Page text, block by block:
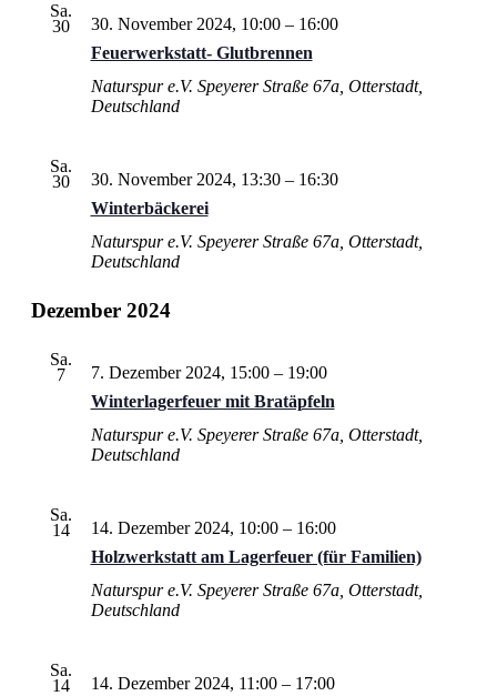
Sa.
30
Feuerwerkstatt- Glutbrennen
30. November 2024, 10:00– 16:00
Naturspur e.V. Speyerer Straße 67a, Otterstadt,
Deutschland
Sa.
30
Winterbäckerei
30. November 2024, 13:30– 16:30
Naturspur e.V. Speyerer Straße 67a, Otterstadt,
Deutschland
Dezember 2024
Sa.
7
Winterlagerfeuer mit Bratäpfeln
7. Dezember 2024, 15:00– 19:00
Naturspur e.V. Speyerer Straße 67a, Otterstadt,
Deutschland
Sa.
14
Holzwerkstatt am Lagerfeuer (für Familien)
14. Dezember 2024, 10:00– 16:00
Naturspur e.V. Speyerer Straße 67a, Otterstadt,
Deutschland
Sa.
14
14. Dezember 2024, 11:00– 17:00